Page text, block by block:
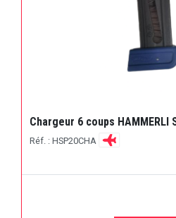
Chargeur 6 coups HAMMERLI
Réf. : HSP20CHA